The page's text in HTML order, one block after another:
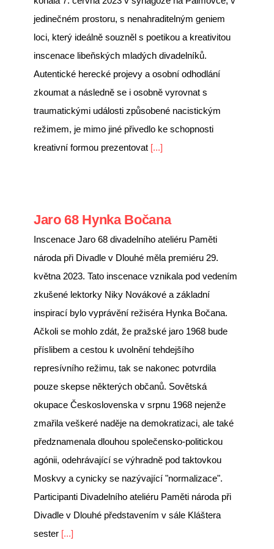
jedinečném prostoru, s nenahraditelným geniem
loci, který ideálně souzněl s poetikou a kreativitou
inscenace libeňských mladých divadelníků.
Autentické herecké projevy a osobní odhodlání
zkoumat a následně se i osobně vyrovnat s
traumatickými události způsobené nacistickým
režimem, je mimo jiné přivedlo ke schopnosti
kreativní formou prezentovat [...]
Jaro 68 Hynka Bočana
Inscenace Jaro 68 divadelního ateliéru Paměti
národa při Divadle v Dlouhé měla premiéru 29.
května 2023. Tato inscenace vznikala pod vedením
zkušené lektorky Niky Novákové a základní
inspirací bylo vyprávění režiséra Hynka Bočana.
Ačkoli se mohlo zdát, že pražské jaro 1968 bude
příslibem a cestou k uvolnění tehdejšího
represívního režimu, tak se nakonec potvrdila
pouze skepse některých občanů. Sovětská
okupace Československa v srpnu 1968 nejenže
zmařila veškeré naděje na demokratizaci, ale také
předznamenala dlouhou společensko-politickou
agónii, odehrávající se výhradně pod taktovkou
Moskvy a cynicky se nazývající "normalizace".
Participanti Divadelního ateliéru Paměti národa při
Divadle v Dlouhé představením v sále Kláštera
sester [...]